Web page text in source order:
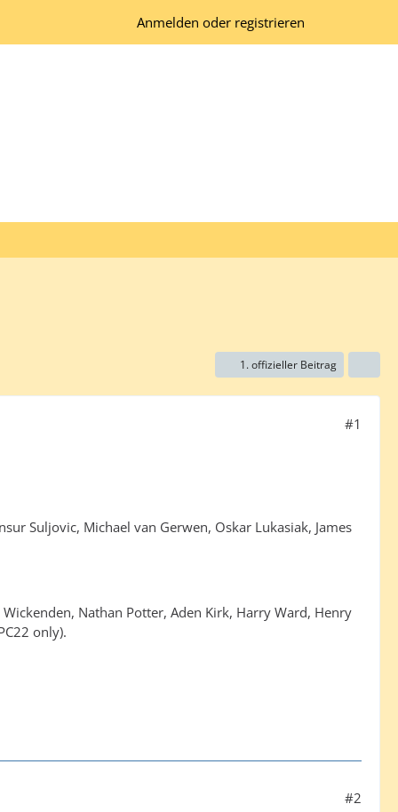
Anmelden oder registrieren
1. offizieller Beitrag
#1
Suljovic, Michael van Gerwen, Oskar Lukasiak, James
Nathan Potter, Aden Kirk, Harry Ward, Henry
only).
#2